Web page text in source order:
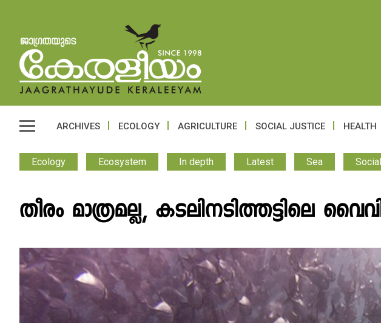
ARCHIVES ECOLOGY AGRICULTURE SOCIAL JUSTICE HEALTH
Ecology Ecosystem In depth Latest Sea
തീരം മാത്രമല്ല, കടലിനടിത്തട്ടിലെ